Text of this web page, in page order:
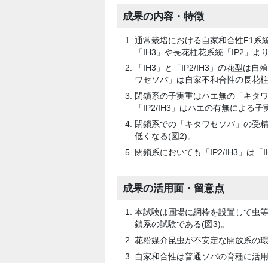
成果の内容・特徴
通常栽培における自家和合性F1系
「IH3」や長花柱花系統「IP2」
「IH3」と「IP2/IH3」の花型は自
ワセソバ」は自家不和合性の長花
閉鎖系の子実重はハエ無の「キタ
「IP2/IH3」はハエの有無による
閉鎖系での「キタワセソバ」の受
低くなる(図2)。
閉鎖系においても「IP2/IH3」は
成果の活用面・留意点
本試験は圃場に網枠を設置して虫
鎖系の試験である(図3)。
花粉媒介昆虫が不安定な開放系の
自家和合性は普通ソバの育種に活